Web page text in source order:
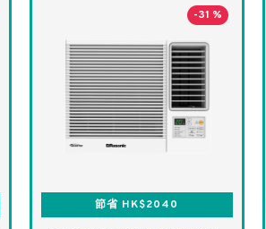
-31 %
節省 HK$2040